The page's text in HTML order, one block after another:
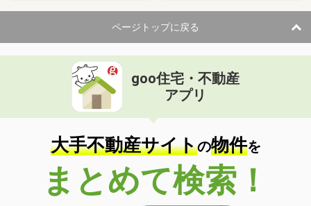
ページトップに戻る
goo住宅・不動産
アプリ
大手不動産サイトの物件を
まとめて検索！